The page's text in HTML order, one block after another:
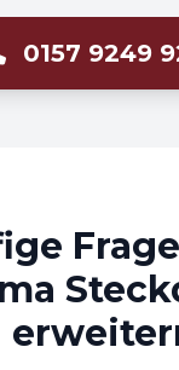
0157 9249